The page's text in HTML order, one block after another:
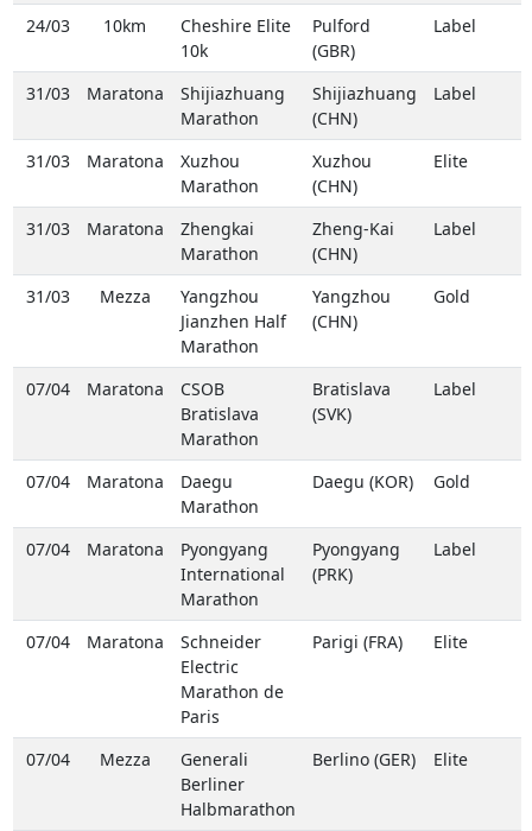
24/03 10km
Cheshire Elite
10k
Pulford
(GBR)
Label
31/03 Maratona
Shijiazhuang
Marathon
Shijiazhuang
(CHN)
Label
31/03 Maratona
Xuzhou
Marathon
Xuzhou
(CHN)
Elite
31/03 Maratona
Zhengkai
Marathon
Zheng-Kai
(CHN)
Label
31/03 Mezza
Yangzhou
Jianzhen Half
Marathon
Yangzhou
(CHN)
Gold
07/04 Maratona
CSOB
Bratislava
Marathon
Bratislava
(SVK)
Label
07/04 Maratona
Daegu
Marathon
Daegu (KOR) Gold
07/04 Maratona
Pyongyang
International
Marathon
Pyongyang
(PRK)
Label
07/04 Maratona
Schneider
Electric
Marathon de
Paris
Parigi (FRA) Elite
07/04 Mezza
Generali
Berliner
Halbmarathon
Berlino (GER) Elite